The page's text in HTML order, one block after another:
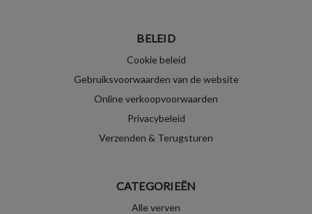
BELEID
Cookie beleid
Gebruiksvoorwaarden van de website
Online verkoopvoorwaarden
Privacybeleid
Verzenden & Terugsturen
CATEGORIEËN
Alle verven